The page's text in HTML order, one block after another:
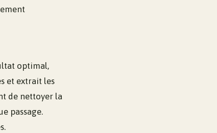
optimal,
et extrait les
de nettoyer la
passage.